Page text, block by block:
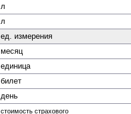
л
л
ед. измерения
месяц
единица
билет
день
стоимость страхового